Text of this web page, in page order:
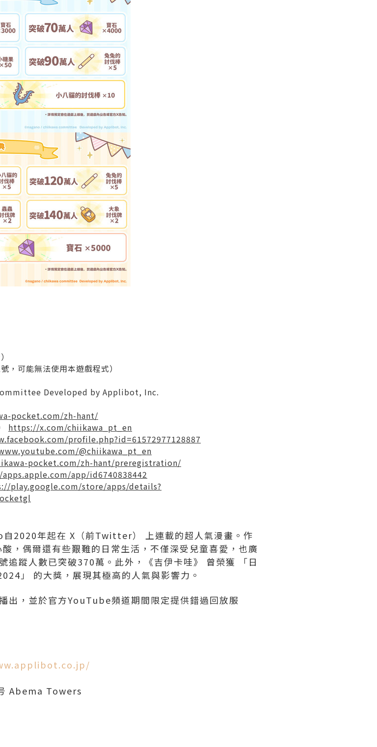
可能無法使用本遊戲程式）
Developed by Applibot, Inc.
pocket.com/zh-hant/
https://x.com/chiikawa_pt_en
profile.php?id=61572977128887
@chiikawa_pt_en
pocket.com/zh-hant/preregistration/
app/id6740838442
play.google.com/store/apps/details?
自2020年起在 X（前Twitter） 上連載的超人氣漫畫。作
，偶爾還有些艱難的日常生活，不僅深受兒童喜愛，也廣
追蹤人數已突破370萬。此外，《吉伊卡哇》 曾榮獲 「日
」 的大獎，展現其極高的人氣與影響力。
出，並於官方YouTube頻道期間限定提供錯過回放服
Abema Towers